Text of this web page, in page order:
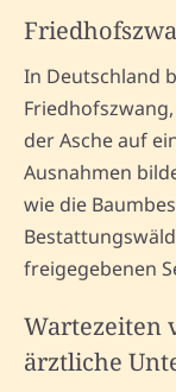
In Deutschland
der Asche auf
Ausnahmen
wie die
freigegebenen
Wartezeiten
ärztliche